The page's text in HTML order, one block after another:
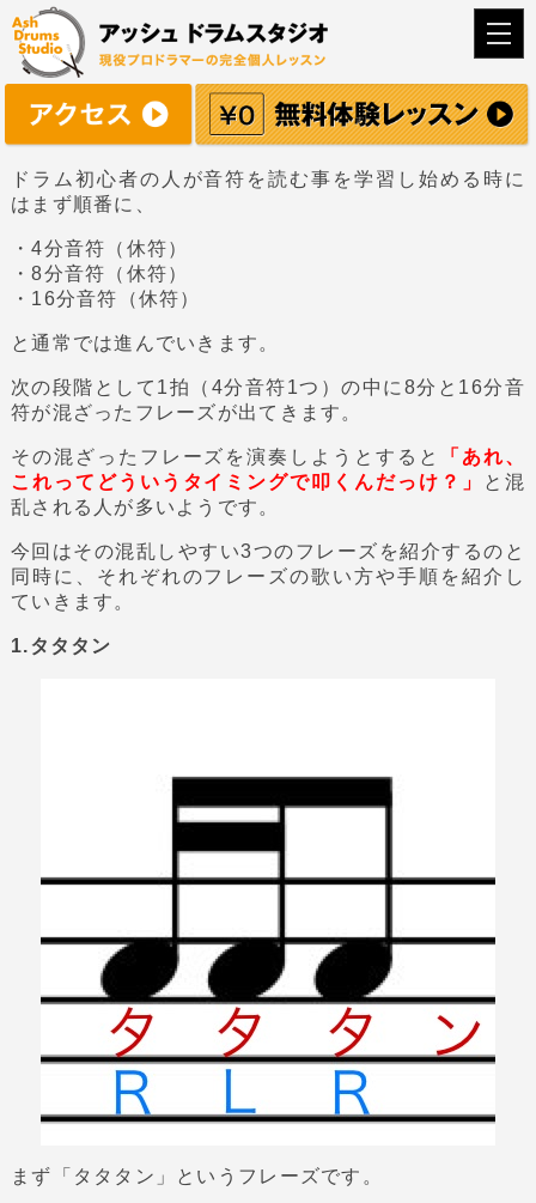
ドラム初心者の人が音符を読む事を学習し始める時に
はまず順番に、
・4分音符（休符）
・8分音符（休符）
・16分音符（休符）
と通常では進んでいきます。
次の段階として1拍（4分音符1つ）の中に8分と16分音
符が混ざったフレーズが出てきます。
その混ざったフレーズを演奏しようとすると
「あれ、
これってどういうタイミングで叩くんだっけ？」
と混
乱される人が多いようです。
今回はその混乱しやすい3つのフレーズを紹介するのと
同時に、それぞれのフレーズの歌い方や手順を紹介し
ていきます。
1.タタタン
まず「タタタン」というフレーズです。